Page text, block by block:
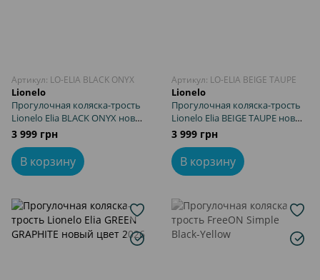
Артикул: LO-ELIA BLACK ONYX
Lionelo
Прогулочная коляска-трость
Lionelo Elia BLACK ONYX новый
цвет 2026
3 999 грн
В корзину
Артикул: LO-ELIA BEIGE TAUPE
Lionelo
Прогулочная коляска-трость
Lionelo Elia BEIGE TAUPE новый
цвет 2026
3 999 грн
В корзину